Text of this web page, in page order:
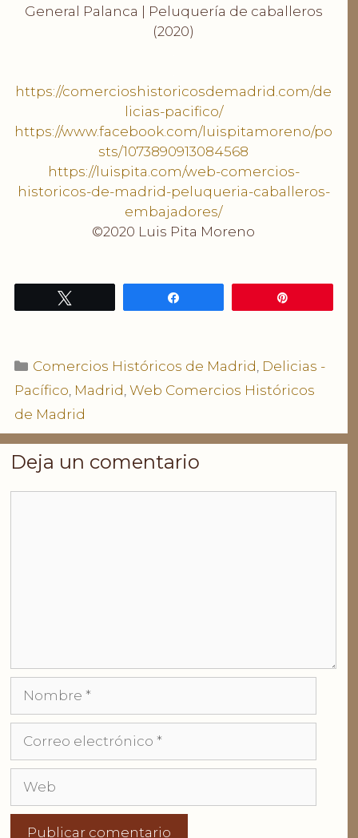
General Palanca | Peluquería de caballeros
(2020)
https://comercioshistoricosdemadrid.com/de
licias-pacifico/
https://www.facebook.com/luispitamoreno/po
sts/1073890913084568
https://luispita.com/web-comercios-
historicos-de-madrid-peluqueria-caballeros-
embajadores/
©2020 Luis Pita Moreno
Categorías
Comercios Históricos de Madrid Delicias -
Pacífico Madrid Web Comercios Históricos
de Madrid
Deja un comentario
Nombre